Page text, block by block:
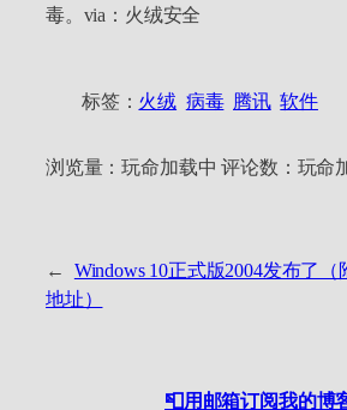
毒。via：火绒安全
标签： 火绒 病毒 腾讯 软件
浏览量：玩命加载中 评论数： 玩命
←
Windows 10正式版2004发布了（
地址）
📮用邮箱订阅我的博